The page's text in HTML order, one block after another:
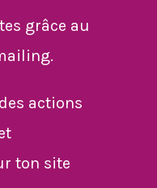
grâce au
actions
ton site